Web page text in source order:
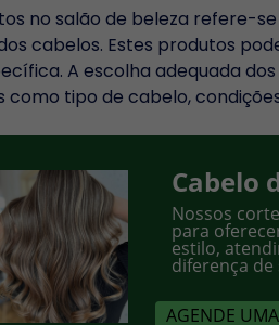
no salão de beleza refere-
cabelos. Estes produtos
A escolha adequada
tipo de cabelo,
Cabelo
Nossos
para
estilo,
diferença
AGENDE